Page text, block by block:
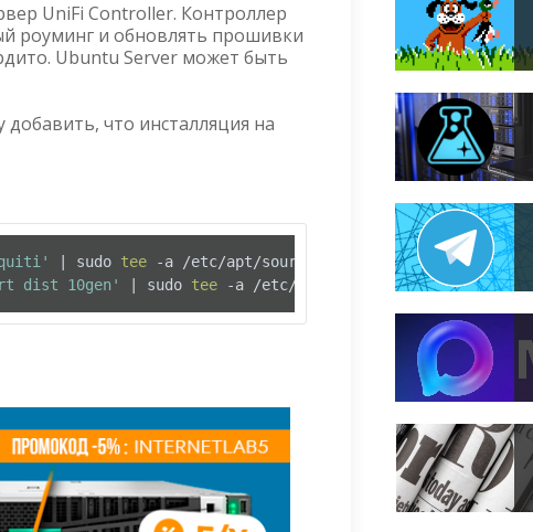
UniFi Controller. Контроллер
роуминг и обновлять прошивки
Ubuntu Server может быть
что инсталляция на
| sudo tee
dist 10gen' | sudo tee -a /etc/apt/sources.list